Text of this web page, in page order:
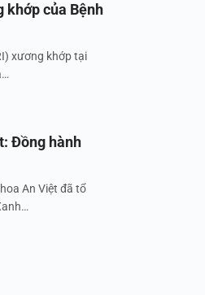
khớp của Bệnh
xương khớp tại
Đồng hành
An Việt đã tổ